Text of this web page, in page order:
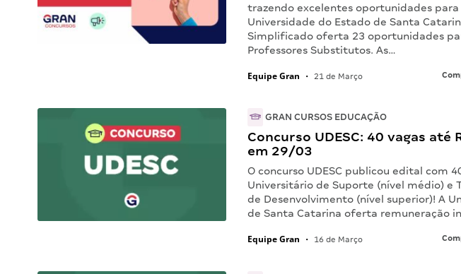
trazendo excelentes oportunidades
Universidade do Estado de Santa
Simplificado oferta 23 oportunidades
Professores Substitutos. As…
Equipe Gran • 21 de Março
GRAN CURSOS EDUCAÇÃO
Concurso UDESC: 40 vagas até
em 29/03
O concurso UDESC publicou edital com
Universitário de Suporte (nível médio) e
de Desenvolvimento (nível superior)! A
de Santa Catarina oferta remuneração
Equipe Gran • 16 de Março